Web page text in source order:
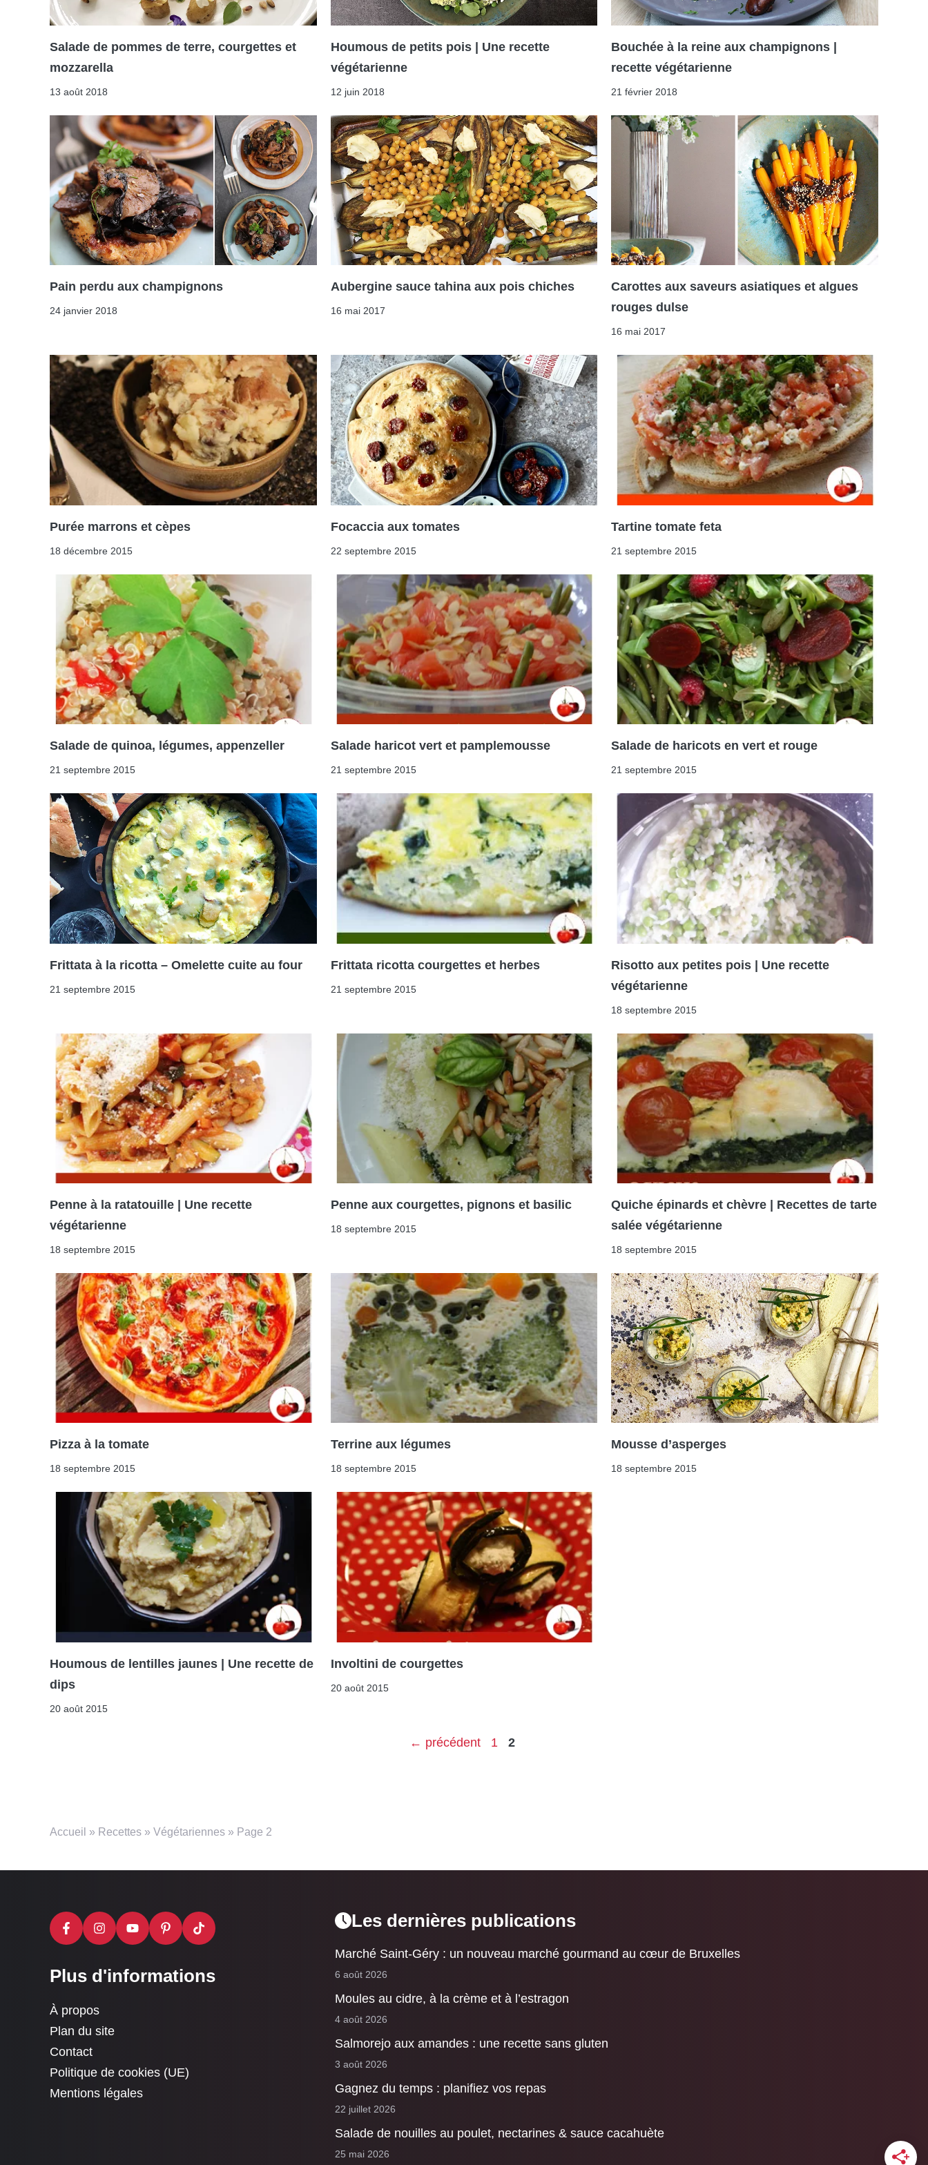
Salade de pommes de terre, courgettes et
mozzarella
13 août 2018
Houmous de petits pois | Une recette
végétarienne
12 juin 2018
Bouchée à la reine aux champignons |
recette végétarienne
21 février 2018
Pain perdu aux champignons
24 janvier 2018
Aubergine sauce tahina aux pois chiches
16 mai 2017
Carottes aux saveurs asiatiques et algues
rouges dulse
16 mai 2017
Purée marrons et cèpes
18 décembre 2015
Focaccia aux tomates
22 septembre 2015
Tartine tomate feta
21 septembre 2015
Salade de quinoa, légumes, appenzeller
21 septembre 2015
Salade haricot vert et pamplemousse
21 septembre 2015
Salade de haricots en vert et rouge
21 septembre 2015
Frittata à la ricotta – Omelette cuite au four
21 septembre 2015
Frittata ricotta courgettes et herbes
21 septembre 2015
Risotto aux petites pois | Une recette
végétarienne
18 septembre 2015
Penne à la ratatouille | Une recette
végétarienne
18 septembre 2015
Penne aux courgettes, pignons et basilic
18 septembre 2015
Quiche épinards et chèvre | Recettes de tarte
salée végétarienne
18 septembre 2015
Pizza à la tomate
18 septembre 2015
Terrine aux légumes
18 septembre 2015
Mousse d’asperges
18 septembre 2015
Houmous de lentilles jaunes | Une recette de
dips
20 août 2015
Involtini de courgettes
20 août 2015
← précédent Page
1 Page
2
Accueil » Recettes » Végétariennes » Page 2
Plus d'informations
À propos
Plan du site
Contact
Politique de cookies (UE)
Mentions légales
Les dernières publications
Marché Saint-Géry : un nouveau marché gourmand au cœur de Bruxelles
6 août 2026
Moules au cidre, à la crème et à l’estragon
4 août 2026
Salmorejo aux amandes : une recette sans gluten
3 août 2026
Gagnez du temps : planifiez vos repas
22 juillet 2026
Salade de nouilles au poulet, nectarines & sauce cacahuète
25 mai 2026